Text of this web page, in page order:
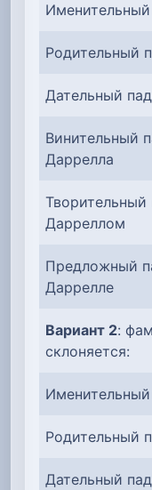
Родительный
Дательный
Винительный
Даррелла
Творительный
Дарреллом
Предложный
Даррелле
Вариант 2:
склоняется:
Родительный
Дательный